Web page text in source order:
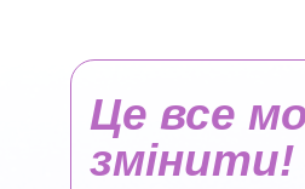
Це все
змінити!